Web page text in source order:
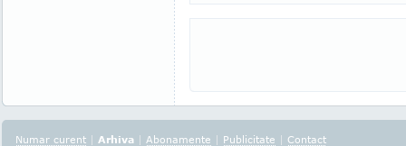
Numar curent | Arhiva | Abonamente | Publicitate | Contact